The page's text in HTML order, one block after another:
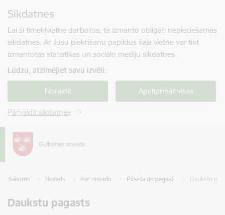
Sīkdatnes
Lai šī tīmekļvietne darbotos, tā izmanto obligāti nepieciešamās
sīkdatnes. Ar Jūsu piekrišanu papildus šajā vietnē var tikt
izmantotas statistikas un sociālo mediju sīkdatnes.
Lūdzu, atzīmējiet savu izvēli:
Noraidīt Apstiprināt visas
Pārvaldīt sīkdatnes
Sākums Novads Par novadu Pilsēta un pagasti Daukstu
Daukstu pagasts